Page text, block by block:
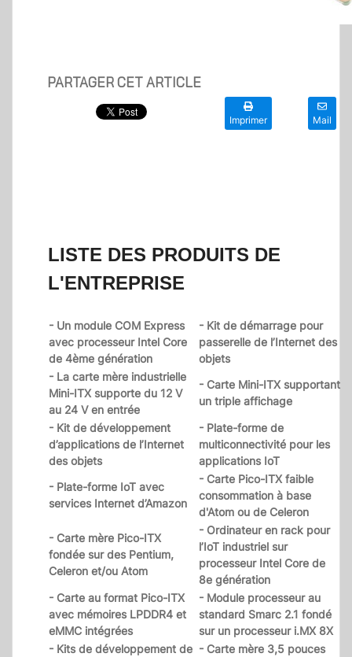
PARTAGER CET ARTICLE
Imprimer Mail
LISTE DES PRODUITS DE
L'ENTREPRISE
- Un module COM Express
avec processeur Intel Core
de 4ème génération
- Kit de démarrage pour
passerelle de l’Internet des
objets
- La carte mère industrielle
Mini-ITX supporte du 12 V
au 24 V en entrée
- Carte Mini-ITX supportant
un triple affichage
- Kit de développement
d’applications de l’Internet
des objets
- Plate-forme de
multiconnectivité pour les
applications IoT
- Plate-forme IoT avec
services Internet d’Amazon
- Carte Pico-ITX faible
consommation à base
d'Atom ou de Celeron
- Carte mère Pico-ITX
fondée sur des Pentium,
Celeron et/ou Atom
- Ordinateur en rack pour
l’IoT industriel sur
processeur Intel Core de
8e génération
- Carte au format Pico-ITX
avec mémoires LPDDR4 et
eMMC intégrées
- Module processeur au
standard Smarc 2.1 fondé
sur un processeur i.MX 8X
- Kits de développement de - Carte mère 3,5 pouces